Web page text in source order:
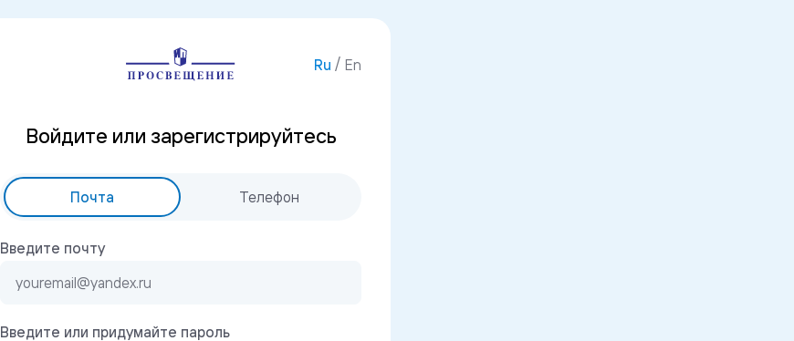
Ru / En
Войдите или зарегистрируйтесь
Почта Телефон
Введите почту
Введите или придумайте пароль